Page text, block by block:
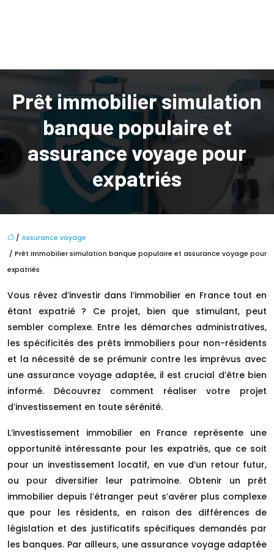
Prêt immobilier simulation
banque populaire et
assurance voyage pour
expatriés
/ Assurance voyage
/ Prêt immobilier simulation banque populaire et assurance voyage pour
expatriés
Vous rêvez d’investir dans l’immobilier en France tout en
étant expatrié ? Ce projet, bien que stimulant, peut
sembler complexe. Entre les démarches administratives,
les spécificités des prêts immobiliers pour non-résidents
et la nécessité de se prémunir contre les imprévus avec
une assurance voyage adaptée, il est crucial d’être bien
informé. Découvrez comment réaliser votre projet
d’investissement en toute sérénité.
L’investissement immobilier en France représente une
opportunité intéressante pour les expatriés, que ce soit
pour un investissement locatif, en vue d’un retour futur,
ou pour diversifier leur patrimoine. Obtenir un prêt
immobilier depuis l’étranger peut s’avérer plus complexe
que pour les résidents, en raison des différences de
législation et des justificatifs spécifiques demandés par
les banques. Par ailleurs, une assurance voyage adaptée